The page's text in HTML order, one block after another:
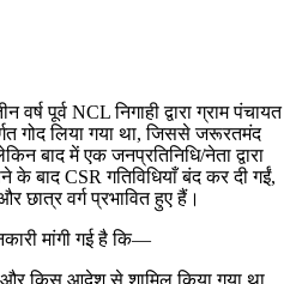
पूर्व NCL निगाही द्वारा ग्राम पंचायत
गोद लिया गया था, जिससे जरूरतमंद
बाद में एक जनप्रतिनिधि/नेता द्वारा
बाद CSR गतिविधियाँ बंद कर दी गईं,
छात्र वर्ग प्रभावित हुए हैं।
मांगी गई है कि—